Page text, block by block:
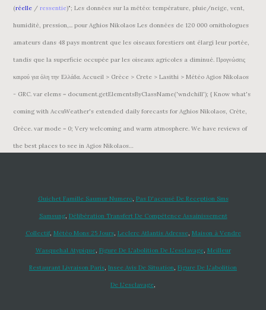
(réelle /ressentie)"; Les données sur la météo: température, pluie/neige, vent,
humidité, pression,... pour Aghios Nikolaos Les données de 120 000 ornithologues
amateurs dans 48 pays montrent que les oiseaux forestiers ont élargi leur portée,
tandis que la superficie occupée par les oiseaux agricoles a diminué. Προγνώσεις
καιρού για όλη την Ελλάδα. Accueil > Grèce > Crete > Lasithi > Météo Agios Nikolaos
- GRC. var elems = document.getElementsByClassName('wndchill'); { Know what's
coming with AccuWeather's extended daily forecasts for Aghios Nikolaos, Crète,
Grèce. var mode = 0; Very welcoming and warm atmosphere. We have reviews of
the best places to see in Agios Nikolaos…
Guichet Famille Saumur Numero, Pas D'accusé De Reception Sms
Samsung, Délibération Transfert De Compétence Assainissement
Collectif, Météo Mons 25 Jours, Leclerc Atlantis Adresse, Maison à Vendre
Wasquehal Atypique, Figure De L'abolition De L'esclavage, Meilleur
Restaurant Livraison Paris, Insee Avis De Situation, Figure De L'abolition
De L'esclavage,